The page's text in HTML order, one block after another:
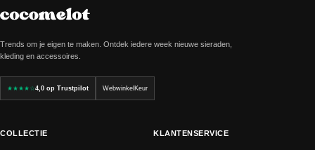
Trends om je eigen te maken. Ontdek iedere week nieuwe sieraden,
kleding en accessoires.
★★★★☆4,0 op Trustpilot WebwinkelKeur
COLLECTIE KLANTENSERVICE